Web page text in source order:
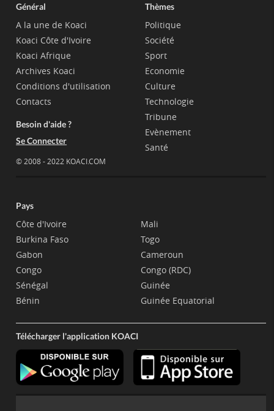
Général
A la une de Koaci
Koaci Côte d'Ivoire
Koaci Afrique
Archives Koaci
Conditions d'utilisation
Contacts
Besoin d'aide ?
Se Connecter
© 2008 - 2022 KOACI.COM
Thèmes
Politique
Société
Sport
Economie
Culture
Technologie
Tribune
Evènement
Santé
Pays
Côte d'Ivoire
Burkina Faso
Gabon
Congo
Sénégal
Bénin
Mali
Togo
Cameroun
Congo (RDC)
Guinée
Guinée Equatorial
Télécharger l'application KOACI